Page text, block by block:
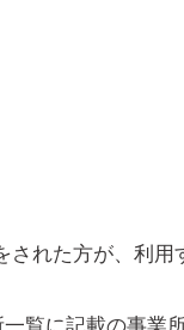
れた方が、利用
覧に記載の事業